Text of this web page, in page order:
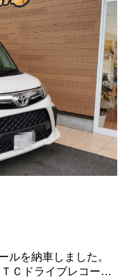
ルを納車しました。
Ｃドライブレコーダ